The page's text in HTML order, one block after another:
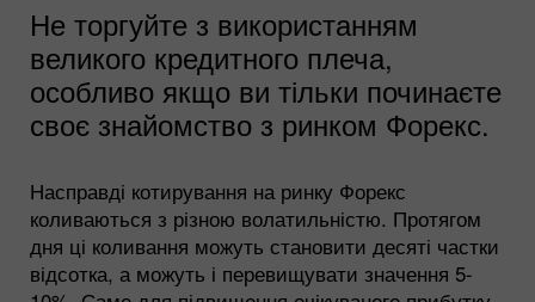
Не торгуйте з використанням
великого кредитного плеча,
особливо якщо ви тільки починаєте
своє знайомство з ринком Форекс.
Насправді котирування на ринку Форекс
коливаються з різною волатильністю. Протягом
дня ці коливання можуть становити десяті частки
відсотка, а можуть і перевищувати значення 5-